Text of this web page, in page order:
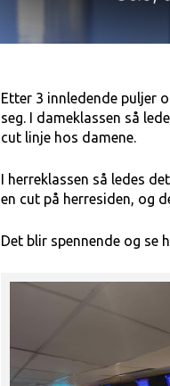
Etter 3 innledende puljer
seg. I dameklassen så
cut linje hos damene.
I herreklassen så ledes
en cut på herresiden, og
Det blir spennende og se